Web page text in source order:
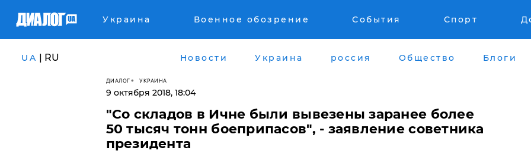
Украина Военное обозрение События Спорт
UA | RU Новости Украина россия Общество Блоги
ДИАЛОГ УКРАИНА
9 октября 2018, 18:04
"Со складов в Ичне были вывезены заранее более
50 тысяч тонн боеприпасов", - заявление советника
президента